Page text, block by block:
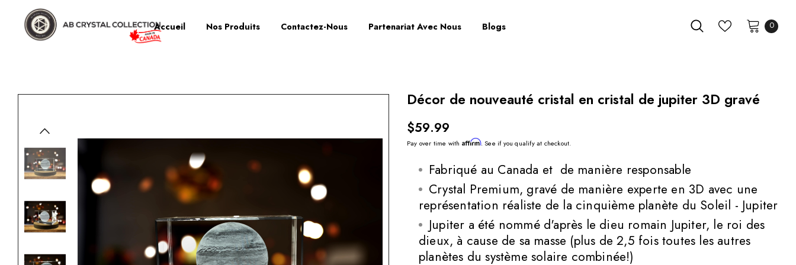
Accueil Nos Produits Contactez-Nous Partenariat Avec Nous Blogs 0
Décor de nouveauté cristal en cristal de jupiter 3D gravé
$59.99
Pay over time with Affirm. See if you qualify at checkout.
Fabriqué au Canada et de manière responsable
Crystal Premium, gravé de manière experte en 3D avec une
représentation réaliste de la cinquième planète du Soleil - Jupiter
Jupiter a été nommé d'après le dieu romain Jupiter, le roi des
dieux, à cause de sa masse (plus de 2,5 fois toutes les autres
planètes du système solaire combinée!)